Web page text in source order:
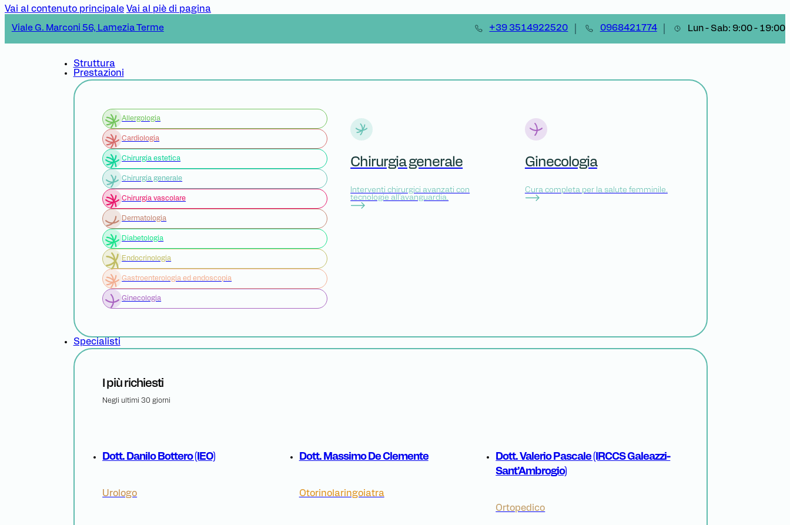
Vai al contenuto principale Vai al piè di pagina
Viale G. Marconi 56, Lamezia Terme
+39 3514922520 0968421774 Lun - Sab: 9:00 - 19:00
Struttura
Prestazioni
Allergologia
Cardiologia
Chirurgia estetica
Chirurgia generale
Chirurgia vascolare
Dermatologia
Diabetologia
Endocrinologia
Gastroenterologia ed endoscopia
Ginecologia
Chirurgia generale
Interventi chirurgici avanzati con
tecnologie all'avanguardia.
Ginecologia
Cura completa per la salute femminile.
Specialisti
I più richiesti
Negli ultimi 30 giorni
Dott. Danilo Bottero (IEO)
Urologo
Dott. Massimo De Clemente
Otorinolaringoiatra
Dott. Valerio Pascale (IRCCS Galeazzi-
Sant’Ambrogio)
Ortopedico